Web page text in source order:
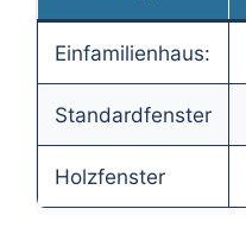
Einfamilienhaus:
Standardfenster
Holzfenster